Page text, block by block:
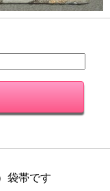
袋帯です